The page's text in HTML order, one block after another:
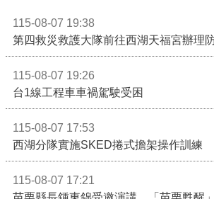
115-08-07 19:38
第四救災救護大隊前往西湖天福宮辦理
115-08-07 19:26
台1線工程車車禍駕駛受困
115-08-07 17:53
西湖分隊實施SKED捲式擔架操作訓練
115-08-07 17:21
苗栗縣長鍾東錦受邀演講 「苗栗甦醒